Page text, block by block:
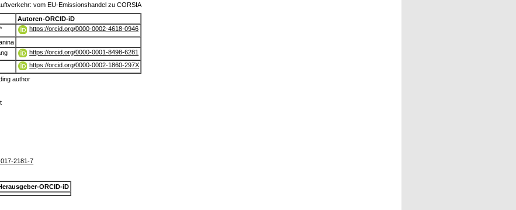
vom EU-Emissionshandel zu CORSIA
Autoren-ORCID-iD
*
https://orcid.org/0000-0002-4618-0946
https://orcid.org/0000-0001-8498-6281
https://orcid.org/0000-0002-1860-297X
author
2181-7
ORCID-iD